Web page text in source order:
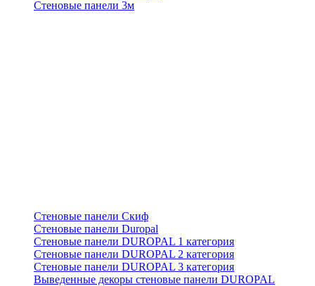
Стеновые панели 3м
Стеновые панели Скиф
Стеновые панели Duropal
Стеновые панели DUROPAL 1 категория
Стеновые панели DUROPAL 2 категория
Стеновые панели DUROPAL 3 категория
Выведенные декоры стеновые панели DUROPAL